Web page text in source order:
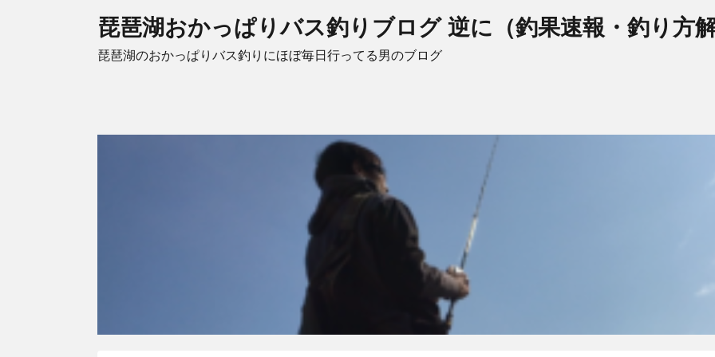
琵琶湖おかっぱりバス釣りブログ 逆に（釣果速報・釣り方
琵琶湖のおかっぱりバス釣りにほぼ毎日行ってる男のブログ